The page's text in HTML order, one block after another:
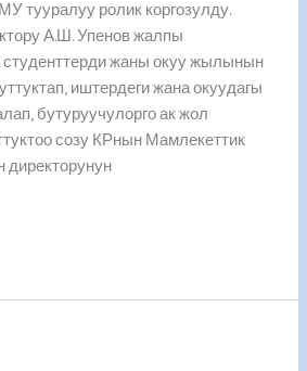
тууралуу ролик коргозулду.
А.Ш. Упенов жалпы
студенттерди жаны окуу жылынын
иштердеги жана окуудагы
бутуруучулорго ак жол
созу КРнын Мамлекеттик
директорунун